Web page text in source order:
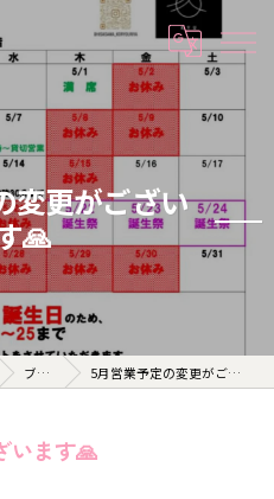
変更がござい
🙏
ブログ 5月営業予定の変更がございます🙏
います🙏